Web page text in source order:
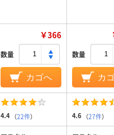
￥366
数量
カゴへ
数量
カ
4.4 （22件） 4.6 （27件）